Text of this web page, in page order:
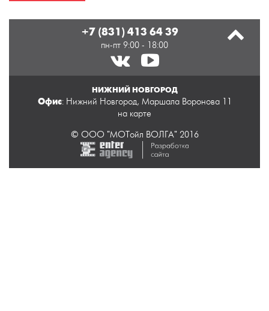
+7 (831) 413 64 39
пн-пт 9:00 - 18:00
НИЖНИЙ НОВГОРОД
Офис: Нижний Новгород, Маршала Воронова 11
на карте
© ООО "МОТойл ВОЛГА" 2016